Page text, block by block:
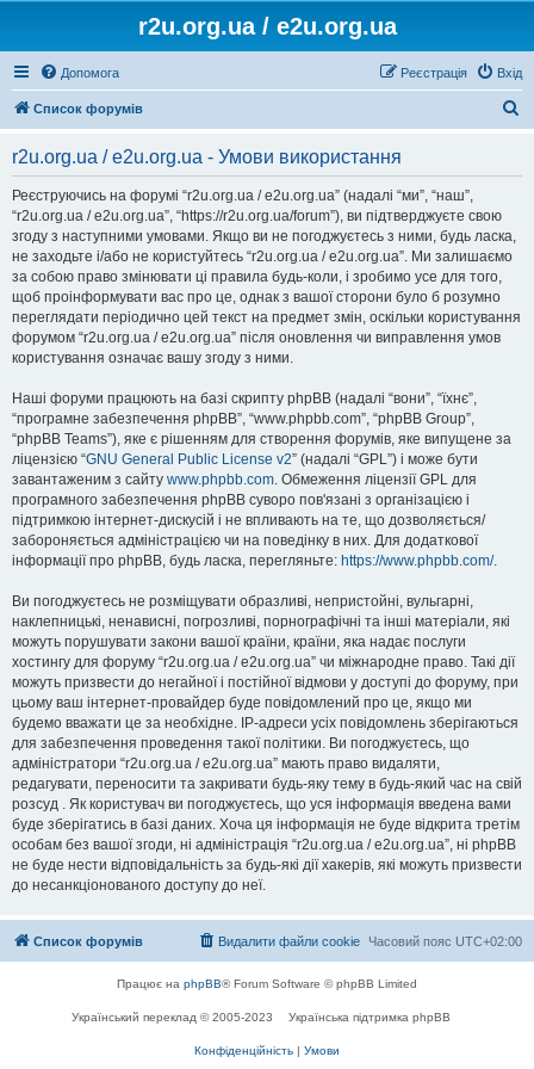
r2u.org.ua / e2u.org.ua
Допомога Вхід
Реєстрація
Список форумів
r2u.org.ua / e2u.org.ua - Умови використання
Реєструючись на форумі “r2u.org.ua / e2u.org.ua” (надалі “ми”, “наш”,
“r2u.org.ua / e2u.org.ua”, “https://r2u.org.ua/forum”), ви підтверджуєте свою
згоду з наступними умовами. Якщо ви не погоджуєтесь з ними, будь ласка,
не заходьте і/або не користуйтесь “r2u.org.ua / e2u.org.ua”. Ми залишаємо
за собою право змінювати ці правила будь-коли, і зробимо усе для того,
щоб проінформувати вас про це, однак з вашої сторони було б розумно
переглядати періодично цей текст на предмет змін, оскільки користування
форумом “r2u.org.ua / e2u.org.ua” після оновлення чи виправлення умов
користування означає вашу згоду з ними.
Наші форуми працюють на базі скрипту phpBB (надалі “вони”, “їхнє”,
“програмне забезпечення phpBB”, “www.phpbb.com”, “phpBB Group”,
“phpBB Teams”), яке є рішенням для створення форумів, яке випущене за
ліцензією “GNU General Public License v2” (надалі “GPL”) і може бути
завантаженим з сайту www.phpbb.com. Обмеження ліцензії GPL для
програмного забезпечення phpBB суворо пов'язані з організацією і
підтримкою інтернет-дискусій і не впливають на те, що дозволяється/
забороняється адміністрацією чи на поведінку в них. Для додаткової
інформації про phpBB, будь ласка, перегляньте: https://www.phpbb.com/.
Ви погоджуєтесь не розміщувати образливі, непристойні, вульгарні,
наклепницькі, ненависні, погрозливі, порнографічні та інші матеріали, які
можуть порушувати закони вашої країни, країни, яка надає послуги
хостингу для форуму “r2u.org.ua / e2u.org.ua” чи міжнародне право. Такі дії
можуть призвести до негайної і постійної відмови у доступі до форуму, при
цьому ваш інтернет-провайдер буде повідомлений про це, якщо ми
будемо вважати це за необхідне. IP-адреси усіх повідомлень зберігаються
для забезпечення проведення такої політики. Ви погоджуєтесь, що
адміністратори “r2u.org.ua / e2u.org.ua” мають право видаляти,
редагувати, переносити та закривати будь-яку тему в будь-який час на свій
розсуд . Як користувач ви погоджуєтесь, що уся інформація введена вами
буде зберігатись в базі даних. Хоча ця інформація не буде відкрита третім
особам без вашої згоди, ні адміністрація “r2u.org.ua / e2u.org.ua”, ні phpBB
не буде нести відповідальність за будь-які дії хакерів, які можуть призвести
до несанкціонованого доступу до неї.
Список форумів Часовий пояс UTC+02:00
Видалити файли cookie
Працює на phpBB® Forum Software © phpBB Limited
Український переклад © 2005-2023 Українська підтримка phpBB
Конфіденційність | Умови